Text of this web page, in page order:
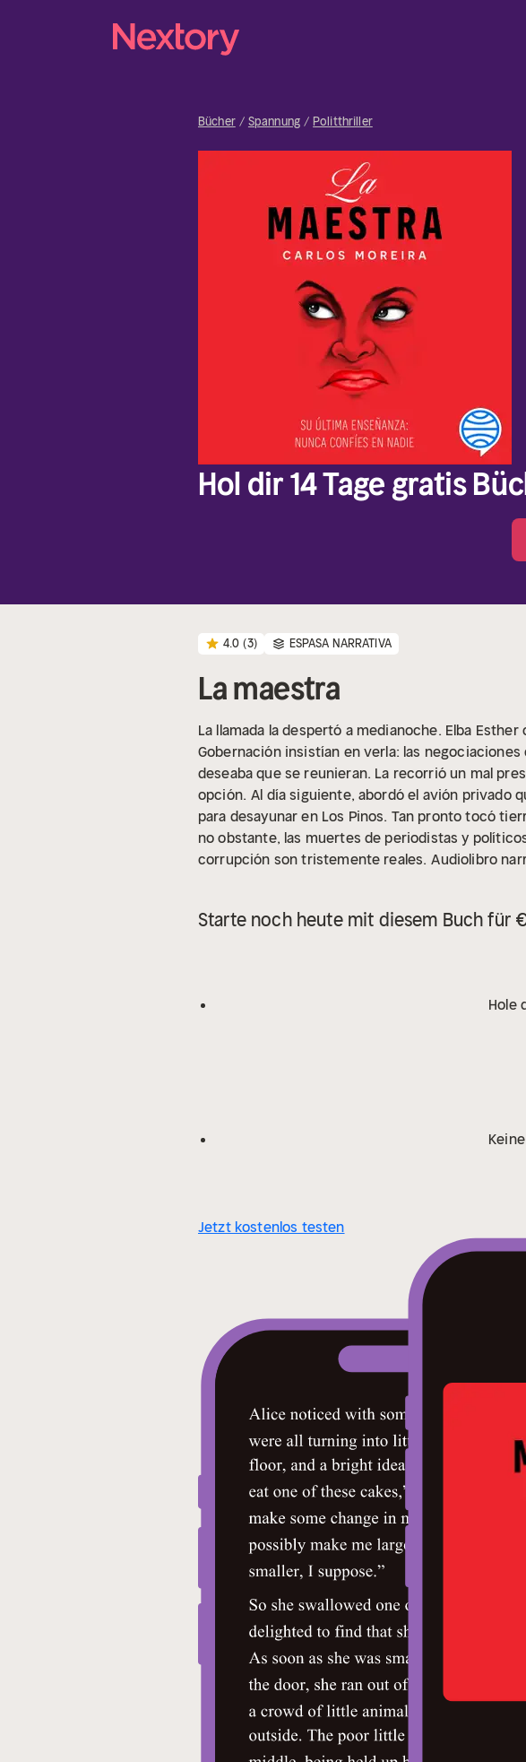
Bücher Spannung Politthriller
Hol dir 14 Tage gratis
4.0 (3) ESPASA NARRATIVA
La maestra
La llamada la despertó a medianoche. Elba
Gobernación insistían en verla: las
deseaba que se reunieran. La recorrió un mal
opción. Al día siguiente, abordó el avión privado
para desayunar en Los Pinos. Tan pronto tocó
no obstante, las muertes de periodistas y
corrupción son tristemente reales. Audiolibro
Starte noch heute mit diesem Buch für
Hole
Jetzt kostenlos testen